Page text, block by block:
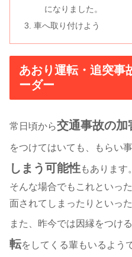
になりました。
車へ取り付けよう
あおり運転・追突事
ーダー
常日頃から交通事故の加
をつけてはいても、もらい
しまう可能性もあります。
そんな場合でもこれといっ
面されてしまったりといっ
また、昨今では因縁をつけ
転をしてくる輩もいるよう